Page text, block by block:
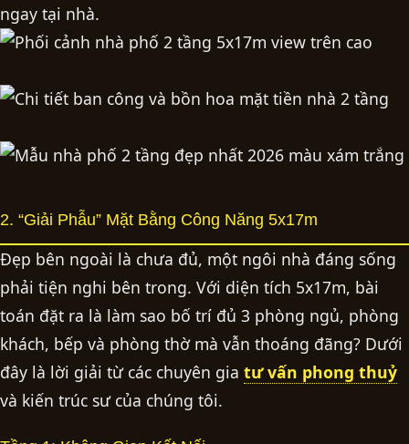
ngay tại nhà.
2. “Giải Phẫu” Mặt Bằng Công Năng 5x17m
Đẹp bên ngoài là chưa đủ, một ngôi nhà đáng sống
phải tiện nghi bên trong. Với diện tích 5x17m, bài
toán đặt ra là làm sao bố trí đủ 3 phòng ngủ, phòng
khách, bếp và phòng thờ mà vẫn thoáng đãng? Dưới
đây là lời giải từ các chuyên gia tư vấn phong thuỷ
và kiến trúc sư của chúng tôi.